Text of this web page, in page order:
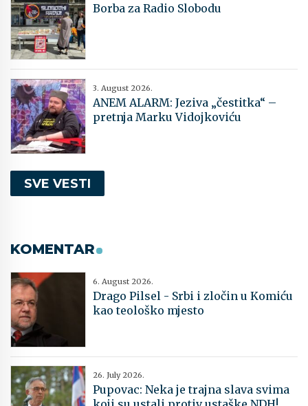
Borba za Radio Slobodu
3. August 2026.
ANEM ALARM: Jeziva „čestitka“ –
pretnja Marku Vidojkoviću
SVE VESTI
KOMENTAR
6. August 2026.
Drago Pilsel - Srbi i zločin u Komiću
kao teološko mjesto
26. July 2026.
Pupovac: Neka je trajna slava svima